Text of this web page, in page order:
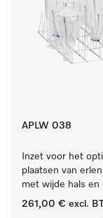
APLW 038
Inzet voor het
plaatsen van
met wijde hals en
maatcylinders.
261,00 € excl.